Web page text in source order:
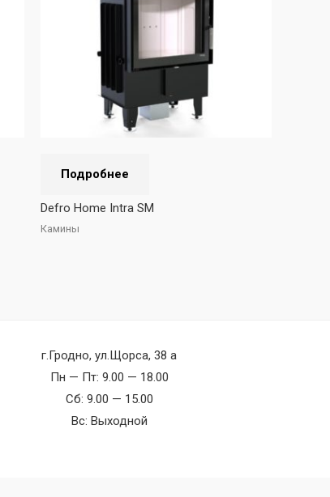
Подробнее
Defro Home Intra SM
Камины
г.Гродно, ул.Щорса, 38 а
Пн — Пт: 9.00 — 18.00
Сб: 9.00 — 15.00
Вс: Выходной